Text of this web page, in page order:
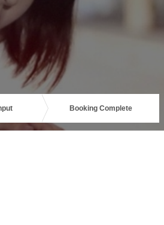
Booking Complete